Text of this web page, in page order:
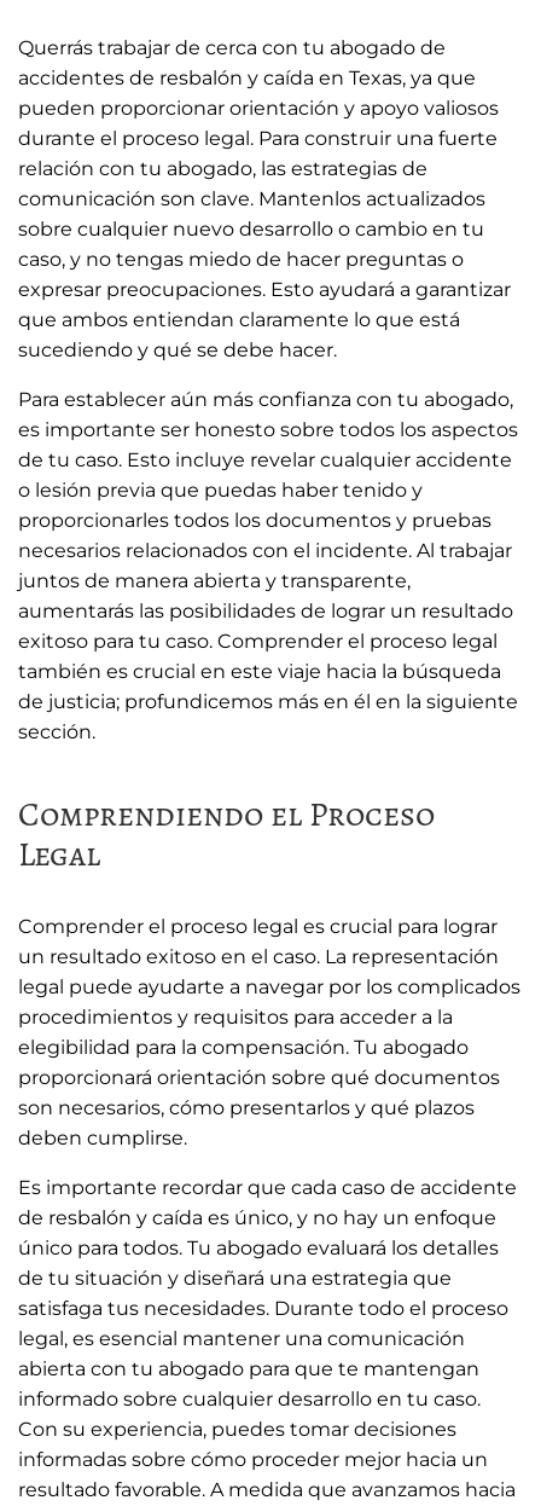
Querrás trabajar de cerca con tu abogado de
accidentes de resbalón y caída en Texas, ya que
pueden proporcionar orientación y apoyo valiosos
durante el proceso legal. Para construir una fuerte
relación con tu abogado, las estrategias de
comunicación son clave. Mantenlos actualizados
sobre cualquier nuevo desarrollo o cambio en tu
caso, y no tengas miedo de hacer preguntas o
expresar preocupaciones. Esto ayudará a garantizar
que ambos entiendan claramente lo que está
sucediendo y qué se debe hacer.
Para establecer aún más confianza con tu abogado,
es importante ser honesto sobre todos los aspectos
de tu caso. Esto incluye revelar cualquier accidente
o lesión previa que puedas haber tenido y
proporcionarles todos los documentos y pruebas
necesarios relacionados con el incidente. Al trabajar
juntos de manera abierta y transparente,
aumentarás las posibilidades de lograr un resultado
exitoso para tu caso. Comprender el proceso legal
también es crucial en este viaje hacia la búsqueda
de justicia; profundicemos más en él en la siguiente
sección.
Comprendiendo el Proceso
Legal
Comprender el proceso legal es crucial para lograr
un resultado exitoso en el caso. La representación
legal puede ayudarte a navegar por los complicados
procedimientos y requisitos para acceder a la
elegibilidad para la compensación. Tu abogado
proporcionará orientación sobre qué documentos
son necesarios, cómo presentarlos y qué plazos
deben cumplirse.
Es importante recordar que cada caso de accidente
de resbalón y caída es único, y no hay un enfoque
único para todos. Tu abogado evaluará los detalles
de tu situación y diseñará una estrategia que
satisfaga tus necesidades. Durante todo el proceso
legal, es esencial mantener una comunicación
abierta con tu abogado para que te mantengan
informado sobre cualquier desarrollo en tu caso.
Con su experiencia, puedes tomar decisiones
informadas sobre cómo proceder mejor hacia un
resultado favorable. A medida que avanzamos hacia